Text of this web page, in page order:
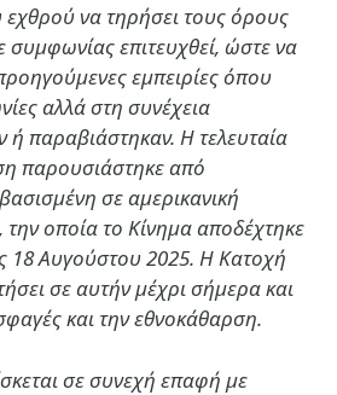
να τηρήσει τους όρους
συμφωνίας επιτευχθεί, ώστε να
εμπειρίες όπου
αλλά στη συνέχεια
ή παραβιάστηκαν. Η τελευταία
παρουσιάστηκε από
σε αμερικανική
οποία το Κίνημα αποδέχτηκε
18 Αυγούστου 2025. Η Κατοχή
σε αυτήν μέχρι σήμερα και
και την εθνοκάθαρση.
σε συνεχή επαφή με